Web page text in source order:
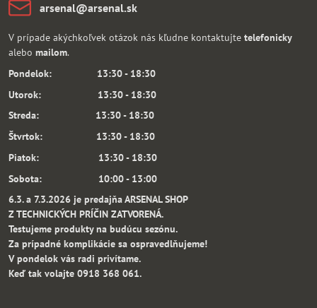
arsenal​@arsenal​.sk
V prípade akýchkoľvek otázok nás kľudne kontaktujte telefonicky
alebo mailom.
Pondelok: 13:30 - 18:30
Utorok: 13:30 - 18:30
Streda: 13:30 - 18:30
Štvrtok: 13:30 - 18:30
Piatok: 13:30 - 18:30
Sobota: 10:00 - 13:00
6.3. a 7.3.2026 je predajňa ARSENAL SHOP
Z TECHNICKÝCH PRÍČIN ZATVORENÁ.
Testujeme produkty na budúcu sezónu.
Za prípadné komplikácie sa ospravedlňujeme!
V pondelok vás radi privítame.
Keď tak volajte 0918 368 061.